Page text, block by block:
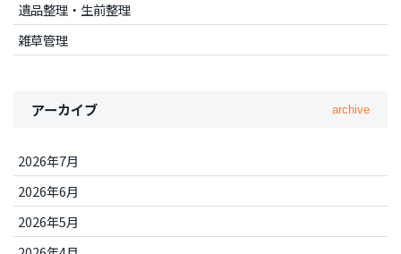
遺品整理・生前整理
雑草管理
アーカイブ archive
2026年7月
2026年6月
2026年5月